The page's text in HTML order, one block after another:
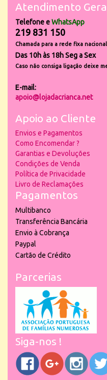
Atendimento
Telefone eWhatsApp
219 831 150
Chamada para a rede fixa nacional
Das 10h às 18h Seg a Sex
Caso não consiga ligação deixe
E-mail:
apoio@lojadacrianca.net
Apoio ao Cliente
Envios e Pagamentos
Como Encomendar ?
Garantias e Devoluções
Condições de Venda
Política de Privacidade
Livro de Reclamações
Pagamentos
Multibanco
Transferência Bancária
Envio à Cobrança
Paypal
Cartão de Crédito
Parcerias
Siga-nos !